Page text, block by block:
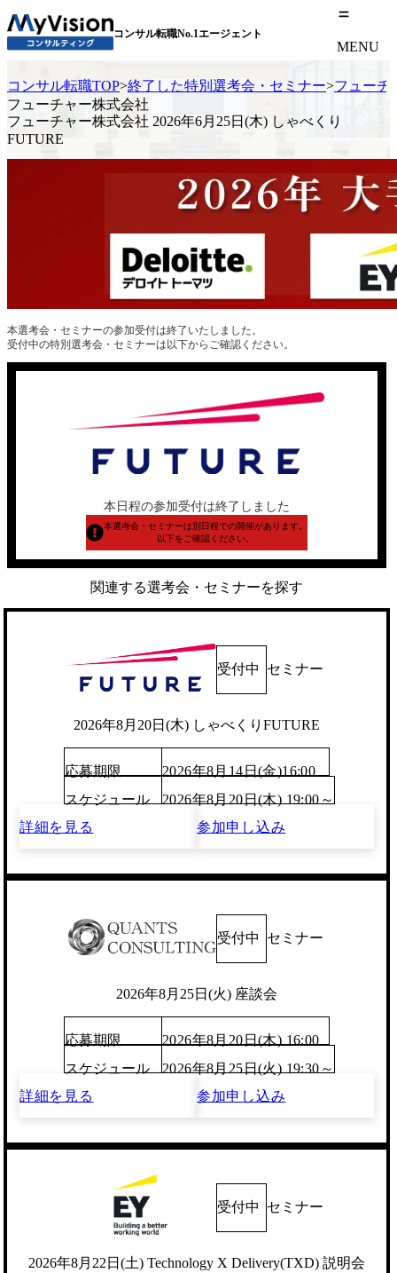
コンサル転職No.1エージェント
MENU
コンサル転職TOP>終了した特別選考会・セミナー>フューチ
フューチャー株式会社
フューチャー株式会社 2026年6月25日(木) しゃべくり
FUTURE
本選考会・セミナーの参加受付は終了いたしました。
受付中の特別選考会・セミナーは以下からご確認ください。
本日程の参加受付は終了しました
本選考会・セミナーは別日程での開催があります。
以下をご確認ください。
関連する選考会・セミナーを探す
受付中 セミナー
2026年8月20日(木) しゃべくりFUTURE
応募期限
2026年8月14日(金)16:00
スケジュール
2026年8月20日(木) 19:00～
詳細を見る
参加申し込み
受付中 セミナー
2026年8月25日(火) 座談会
応募期限
2026年8月20日(木) 16:00
スケジュール
2026年8月25日(火) 19:30～
詳細を見る
参加申し込み
受付中 セミナー
2026年8月22日(土) Technology X Delivery(TXD) 説明会